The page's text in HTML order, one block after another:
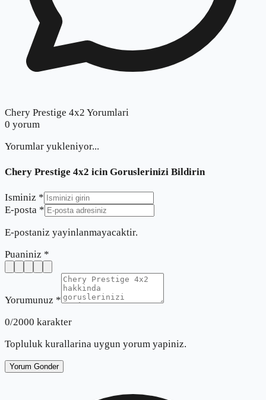
Chery Prestige 4x2 Yorumlari
0 yorum
Yorumlar yukleniyor...
Chery Prestige 4x2 icin Goruslerinizi Bildirin
Isminiz *
E-posta *
E-postaniz yayinlanmayacaktir.
Puaniniz *
Yorumunuz *
0/2000 karakter
Topluluk kurallarina uygun yorum yapiniz.
Yorum Gonder